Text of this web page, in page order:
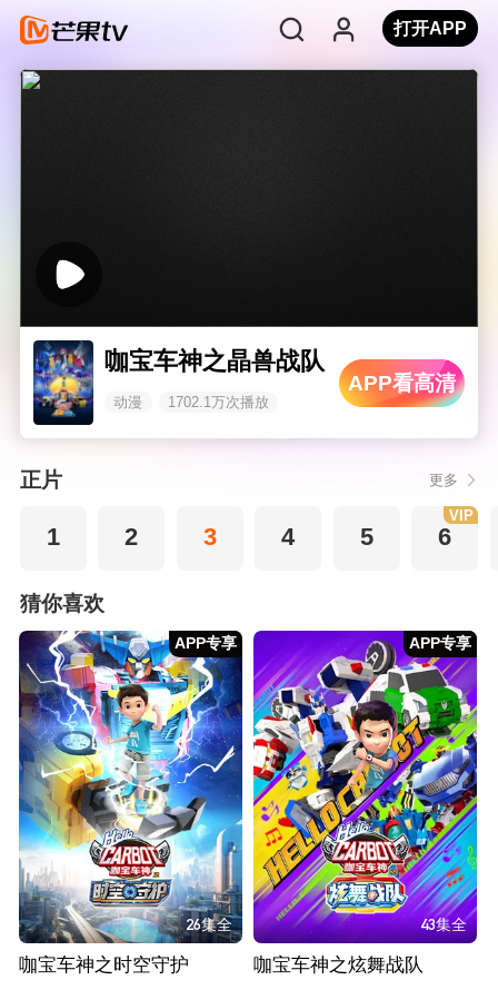
打开APP
咖宝车神之晶兽战队
动漫 1702.1万次播放
APP看高清
正片 更多
1 2 3 4 5 6
VIP
猜你喜欢
APP专享
26集全
咖宝车神之时空守护
APP专享
43集全
咖宝车神之炫舞战队